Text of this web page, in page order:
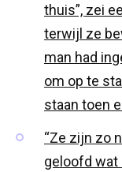
thuis”, zei
terwijl ze
man had
om op te
staan toen
“Ze zijn zo
geloofd wat